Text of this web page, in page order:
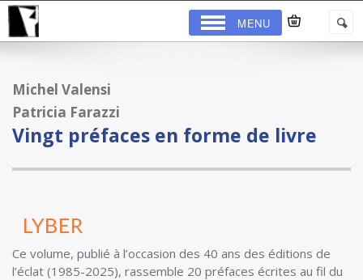
MENU
Michel Valensi
Patricia Farazzi
Vingt préfaces en forme de livre
Ce volume, publié à l’occasion des 40 ans des éditions de
l’éclat (1985-2025), rassemble 20 préfaces écrites au fil du